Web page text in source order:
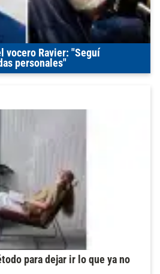
vocero Ravier: "Seguí
personales"
para dejar ir lo que ya no